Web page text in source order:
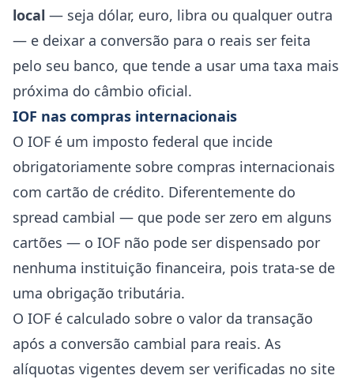
local — seja dólar, euro, libra ou qualquer outra
— e deixar a conversão para o reais ser feita
pelo seu banco, que tende a usar uma taxa mais
próxima do câmbio oficial.
IOF nas compras internacionais
O IOF é um imposto federal que incide
obrigatoriamente sobre compras internacionais
com cartão de crédito. Diferentemente do
spread cambial — que pode ser zero em alguns
cartões — o IOF não pode ser dispensado por
nenhuma instituição financeira, pois trata-se de
uma obrigação tributária.
O IOF é calculado sobre o valor da transação
após a conversão cambial para reais. As
alíquotas vigentes devem ser verificadas no site